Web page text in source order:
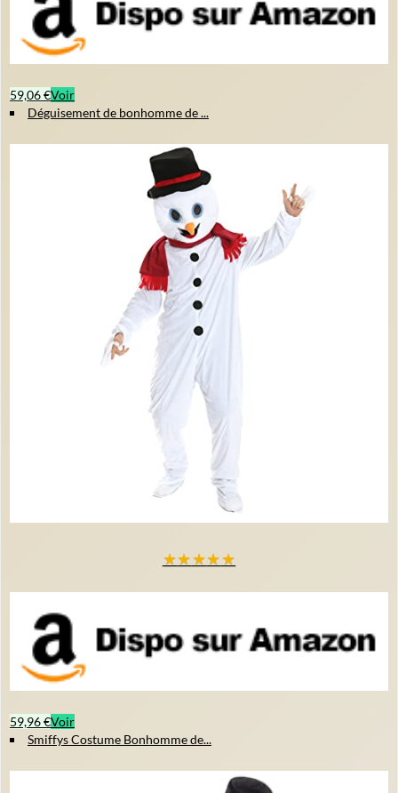
59,06 €Voir
Déguisement de bonhomme de ...
★★★★★
59,96 €Voir
Smiffys Costume Bonhomme de...